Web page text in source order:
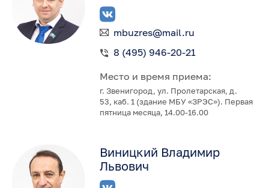
mbuzres@mail.ru
8 (495) 946-20-21
Место и время приема:
г. Звенигород, ул. Пролетарская, д.
53, каб. 1 (здание МБУ «ЗРЭС»). Первая
пятница месяца, 14.00-16.00
Виницкий Владимир
Львович